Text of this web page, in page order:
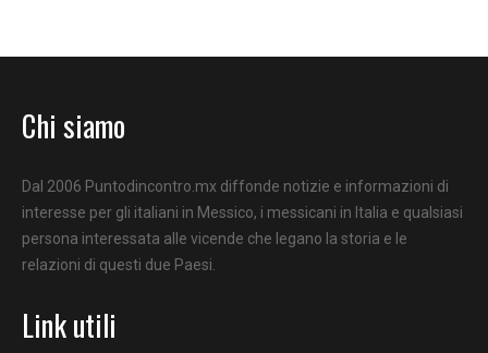
Chi siamo
Dal 2006 Puntodincontro.mx diffonde notizie e informazioni di
interesse per gli italiani in Messico, i messicani in Italia e qualsiasi
persona interessata alle vicende che legano la storia e le
relazioni di questi due Paesi.
Link utili